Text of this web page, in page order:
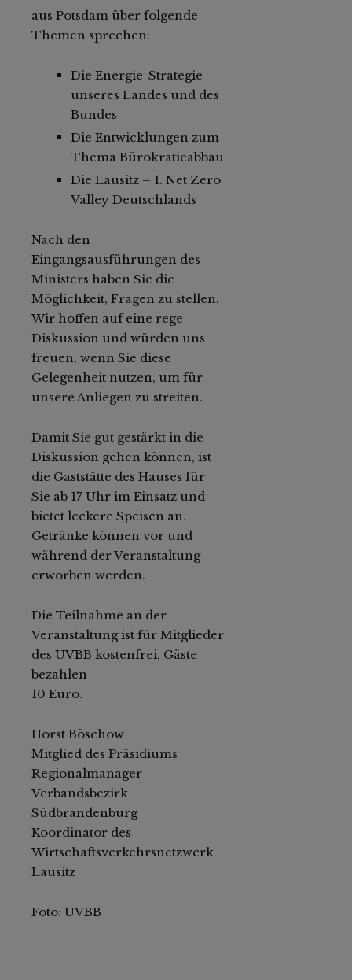
aus Potsdam über folgende
Themen sprechen:
Die Energie-Strategie
unseres Landes und des
Bundes
Die Entwicklungen zum
Thema Bürokratieabbau
Die Lausitz – 1. Net Zero
Valley Deutschlands
Nach den
Eingangsausführungen des
Ministers haben Sie die
Möglichkeit, Fragen zu stellen.
Wir hoffen auf eine rege
Diskussion und würden uns
freuen, wenn Sie diese
Gelegenheit nutzen, um für
unsere Anliegen zu streiten.
Damit Sie gut gestärkt in die
Diskussion gehen können, ist
die Gaststätte des Hauses für
Sie ab 17 Uhr im Einsatz und
bietet leckere Speisen an.
Getränke können vor und
während der Veranstaltung
erworben werden.
Die Teilnahme an der
Veranstaltung ist für Mitglieder
des UVBB kostenfrei, Gäste
bezahlen
10 Euro.
Horst Böschow
Mitglied des Präsidiums
Regionalmanager
Verbandsbezirk
Südbrandenburg
Koordinator des
Wirtschaftsverkehrsnetzwerk
Lausitz
Foto: UVBB